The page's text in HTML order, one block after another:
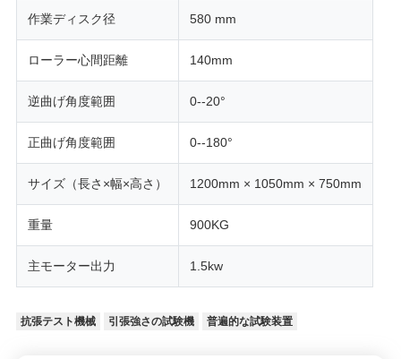
求
し
な
さ
い
VR
SHOW
SITEMAP
作業ディスク径 580 mm
ローラー心間距離 140mm
逆曲げ角度範囲 0--20°
正曲げ角度範囲 0--180°
サイズ（長さ×幅×高さ） 1200mm × 1050mm × 750mm
重量 900KG
主モーター出力 1.5kw
抗張テスト機械 引張強さの試験機 普遍的な試験装置